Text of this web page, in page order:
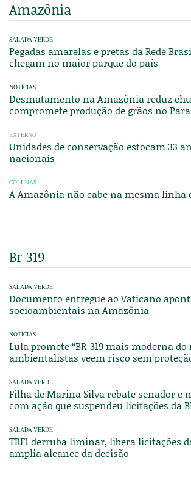
Amazônia
SALADA VERDE
Pegadas amarelas e pretas da Rede
chegam no maior parque do país
NOTÍCIAS
Desmatamento na Amazônia reduz
compromete produção de grãos no
EXTERNO
Unidades de conservação estocam 33
nacionais
COLUNAS
A Amazônia não cabe na mesma linha
Br 319
SALADA VERDE
Documento entregue ao Vaticano
socioambientais na Amazônia
NOTÍCIAS
Lula promete “BR-319 mais moderna
ambientalistas veem risco sem
SALADA VERDE
Filha de Marina Silva rebate senador e
com ação que suspendeu licitações da
SALADA VERDE
TRF1 derruba liminar, libera licitações
amplia alcance da decisão